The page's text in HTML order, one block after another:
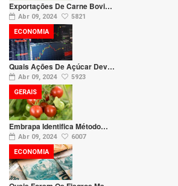
Exportações De Carne Bovi…
Abr 09, 2024 5821
Quais Ações De Açúcar Dev…
Abr 09, 2024 5923
ECONOMIA
Embrapa Identifica Método…
Abr 09, 2024 6007
GERAIS
ECONOMIA